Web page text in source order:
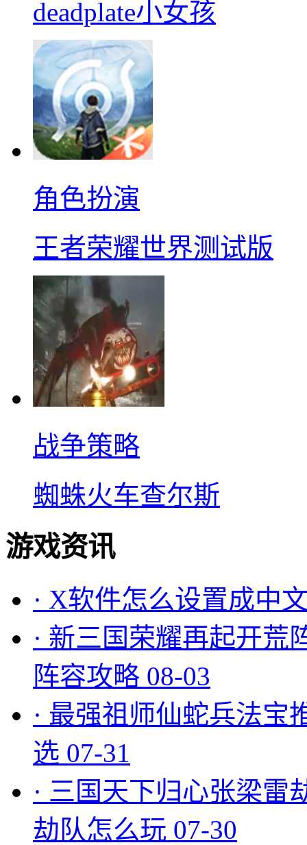
deadplate小女孩
角色扮演
王者荣耀世界测试版
战争策略
蜘蛛火车查尔斯
游戏资讯
· X软件怎么设置成中
· 新三国荣耀再起开荒
阵容攻略 08-03
· 最强祖师仙蛇兵法宝
选 07-31
· 三国天下归心张梁雷
劫队怎么玩 07-30